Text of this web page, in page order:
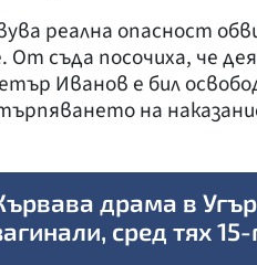
реална опасност
съда посочиха, че
Иванов е бил
на
драма в
сред тях